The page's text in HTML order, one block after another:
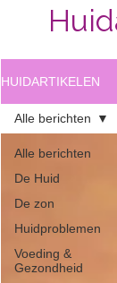
HUIDARTIKELEN
Alle berichten
De Huid
De zon
Huidproblemen
Voeding &
Gezondheid
Alle berichten